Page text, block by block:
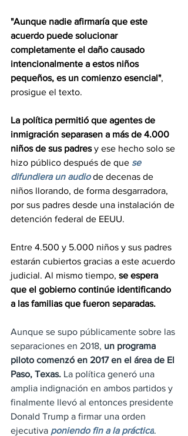
"Aunque nadie afirmaría que este
acuerdo puede solucionar
completamente el daño causado
intencionalmente a estos niños
pequeños, es un comienzo esencial",
prosigue el texto.
La política permitió que agentes de
inmigración separasen a más de 4.000
niños de sus padres y ese hecho solo se
hizo público después de que se
difundiera un audio de decenas de
niños llorando, de forma desgarradora,
por sus padres desde una instalación de
detención federal de EEUU.
Entre 4.500 y 5.000 niños y sus padres
estarán cubiertos gracias a este acuerdo
judicial. Al mismo tiempo, se espera
que el gobierno continúe identificando
a las familias que fueron separadas.
Aunque se supo públicamente sobre las
separaciones en 2018, un programa
piloto comenzó en 2017 en el área de El
Paso, Texas. La política generó una
amplia indignación en ambos partidos y
finalmente llevó al entonces presidente
Donald Trump a firmar una orden
ejecutiva poniendo fin a la práctica.